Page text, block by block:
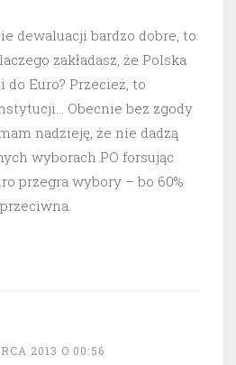
dewaluacji bardzo dobre, to
zakładasz, że Polska
Euro? Przecież, to
Obecnie bez zgody
nadzieję, że nie dadzą
wyborach PO forsując
przegra wybory – bo 60%
2013 O 00:56